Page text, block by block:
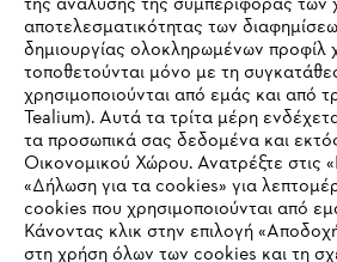
Εταιρεία
STIHL Συχνές ερωτήσεις
αποτελεσματικότητας των
δημιουργίας ολοκληρωμένων προφίλ
τοποθετούνται μόνο με τη
χρησιμοποιούνται από εμάς και από
Tealium). Αυτά τα τρίτα μέρη
τα προσωπικά σας δεδομένα και
Οικονομικού Χώρου. Ανατρέξτε στις
«Δήλωση για τα cookies» για
cookies που χρησιμοποιούνται από
Κάνοντας κλικ στην επιλογή
στη χρήση όλων των cookies και τη